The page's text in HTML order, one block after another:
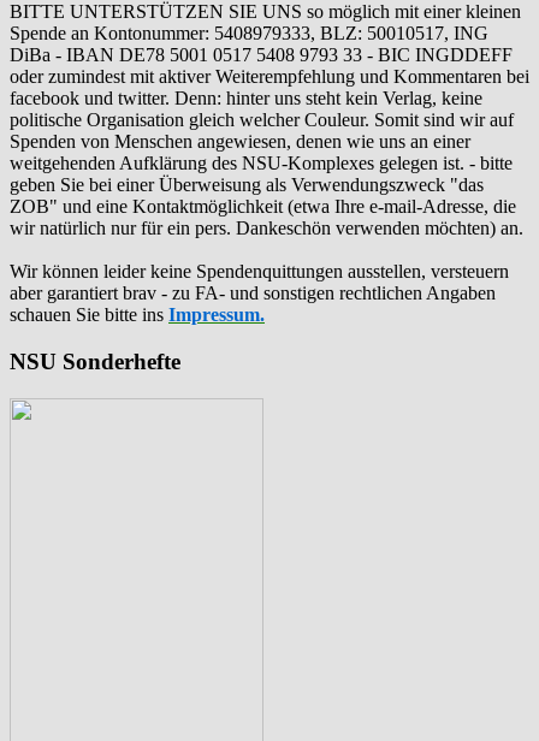
BITTE UNTERSTÜTZEN SIE UNS so möglich mit einer kleinen
Spende an Kontonummer: 5408979333, BLZ: 50010517, ING
DiBa - IBAN DE78 5001 0517 5408 9793 33 - BIC INGDDEFF
oder zumindest mit aktiver Weiterempfehlung und Kommentaren bei
facebook und twitter. Denn: hinter uns steht kein Verlag, keine
politische Organisation gleich welcher Couleur. Somit sind wir auf
Spenden von Menschen angewiesen, denen wie uns an einer
weitgehenden Aufklärung des NSU-Komplexes gelegen ist. - bitte
geben Sie bei einer Überweisung als Verwendungszweck "das
ZOB" und eine Kontaktmöglichkeit (etwa Ihre e-mail-Adresse, die
wir natürlich nur für ein pers. Dankeschön verwenden möchten) an.
Wir können leider keine Spendenquittungen ausstellen, versteuern
aber garantiert brav - zu FA- und sonstigen rechtlichen Angaben
schauen Sie bitte ins Impressum.
NSU Sonderhefte